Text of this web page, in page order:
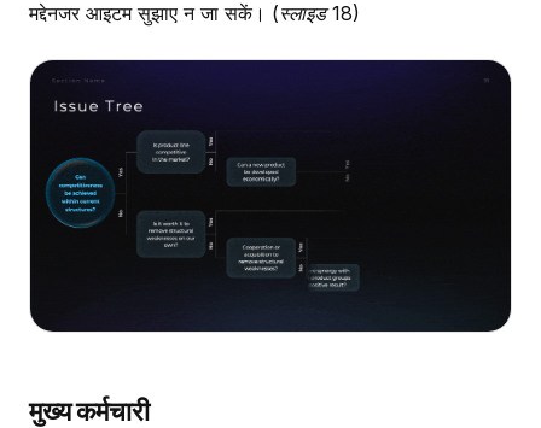
मद्देनजर आइटम सुझाए न जा सकें। (स्लाइड 18)
मुख्य कर्मचारी